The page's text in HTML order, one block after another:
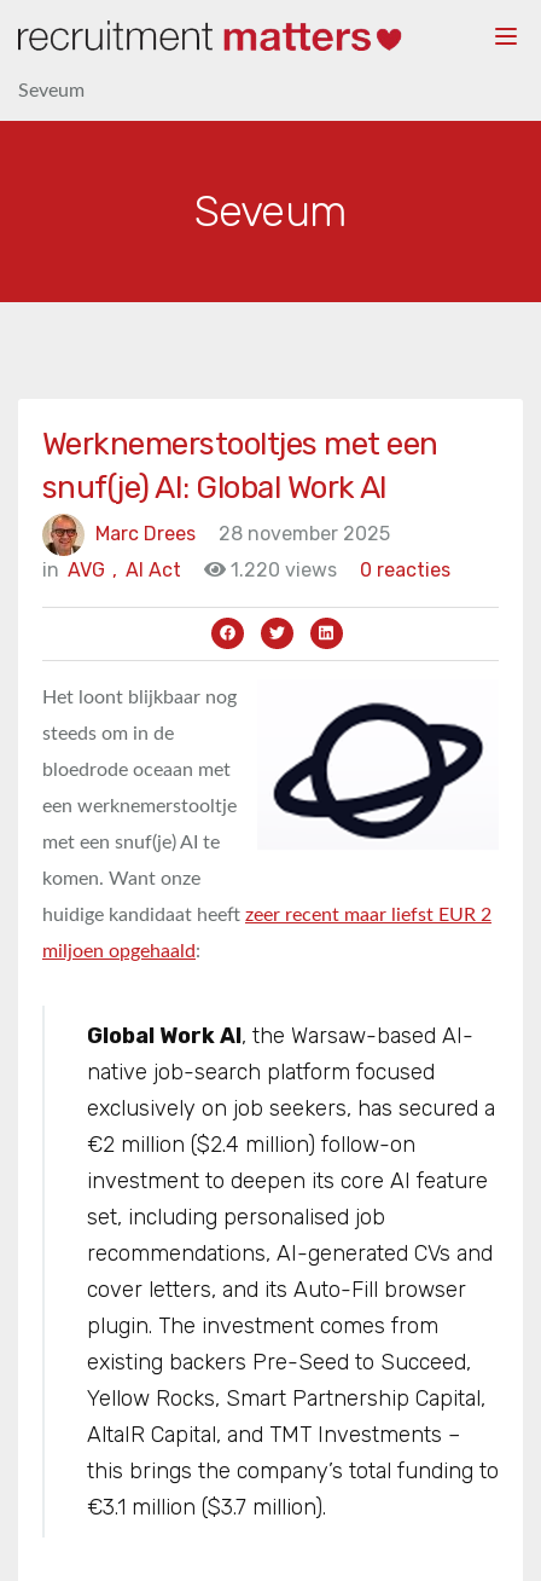
Seveum
Seveum
Werknemerstooltjes met een
snuf(je) AI: Global Work AI
Marc Drees
28 november 2025
in
AI Act
AVG , 1.220 views 0 reacties
Het loont blijkbaar nog
steeds om in de
bloedrode oceaan met
een werknemerstooltje
met een snuf(je) AI te
komen. Want onze
huidige kandidaat heeft zeer recent maar liefst EUR 2
miljoen opgehaald:
Global Work AI, the Warsaw-based AI-
native job-search platform focused
exclusively on job seekers, has secured a
€2 million ($2.4 million) follow-on
investment to deepen its core AI feature
set, including personalised job
recommendations, AI-generated CVs and
cover letters, and its Auto-Fill browser
plugin. The investment comes from
existing backers Pre-Seed to Succeed,
Yellow Rocks, Smart Partnership Capital,
AltaIR Capital, and TMT Investments –
this brings the company’s total funding to
€3.1 million ($3.7 million).